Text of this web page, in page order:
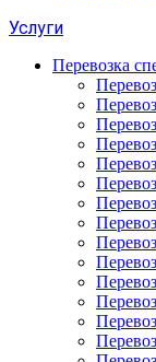
Услуги
Перевозка